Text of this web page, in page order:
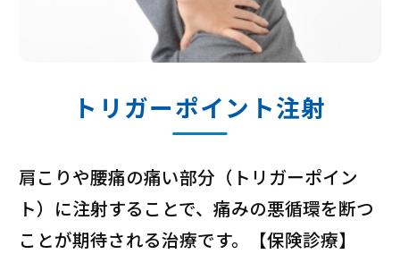
トリガーポイント注射
肩こりや腰痛の痛い部分（トリガーポイン
ト）に注射することで、痛みの悪循環を断つ
ことが期待される治療です。【保険診療】